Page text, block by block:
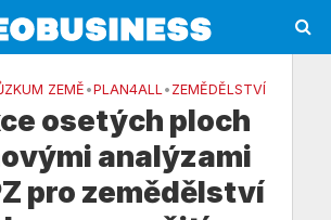
ZEMĚ •PLAN4ALL• ZEMĚDĚLSTVÍ
osetých ploch
analýzami
pro zemědělství